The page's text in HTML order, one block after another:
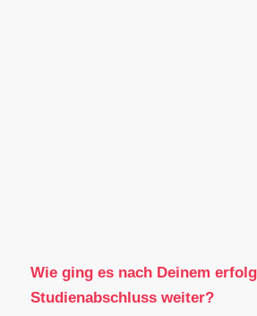
Wie ging es nach Deinem
Studienabschluss weiter?